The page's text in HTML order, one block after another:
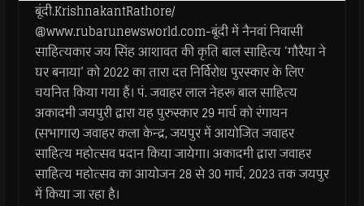
बूंदी.KrishnakantRathore/
@www.rubarunewsworld.com-बूंदी में नैनवां निवासी
साहित्यकार जय सिंह आशावत की कृति बाल साहित्य ‘गौरैया ने
घर बनाया’ को 2022 का तारा दत्त निर्विरोध पुरस्कार के लिए
चयनित किया गया हैं। पं. जवाहर लाल नेहरू बाल साहित्य
अकादमी जयपुरी द्वारा यह पुरुस्कार 29 मार्च को रंगायन
(सभागार) जवाहर कला केन्द्र, जयपुर में आयोजित जवाहर
साहित्य महोत्सव प्रदान किया जायेगा। अकादमी द्वारा जवाहर
साहित्य महोत्सव का आयोजन 28 से 30 मार्च, 2023 तक जयपुर
में किया जा रहा है।